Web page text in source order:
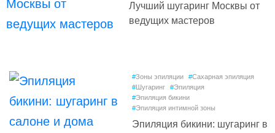
Лучший шугаринг Москвы от
ведущих мастеров
#Зоны эпиляции #Сахарная эпиляция
#Шугаринг #Эпиляция
#Эпиляция бикини
#Эпиляция интимной зоны
Эпиляция бикини: шугаринг в